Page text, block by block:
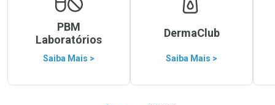
PBM
Laboratórios
Saiba Mais >
DermaClub
Saiba Mais >